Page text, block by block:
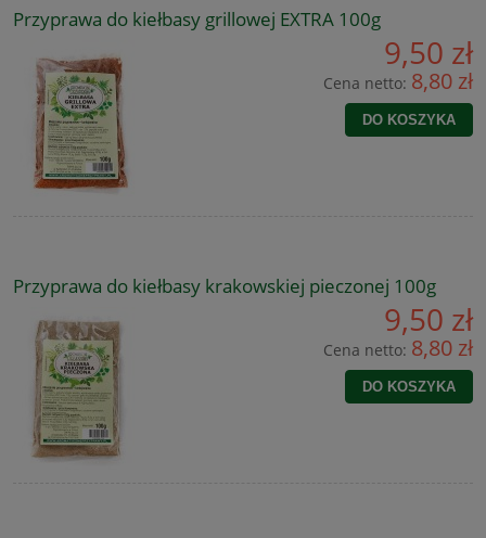
Przyprawa do kiełbasy grillowej EXTRA 100g
9,50 zł
Cena netto: 8,80 zł
DO KOSZYKA
Przyprawa do kiełbasy krakowskiej pieczonej 100g
9,50 zł
Cena netto: 8,80 zł
DO KOSZYKA